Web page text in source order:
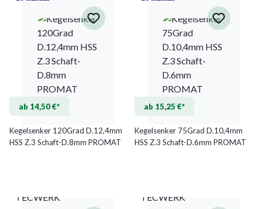
ab 14,50 €*
Kegelsenker 120Grad D.12,4mm
HSS Z.3 Schaft-D.8mm PROMAT
ab 15,25 €*
Kegelsenker 75Grad D.10,4mm
HSS Z.3 Schaft-D.6mm PROMAT
TECWERK TECWERK